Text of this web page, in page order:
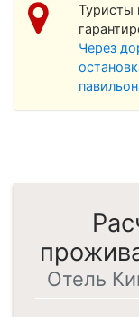
Туристы
Через
Отель